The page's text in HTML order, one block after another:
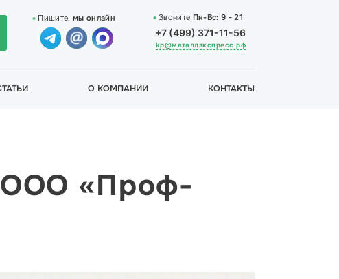
Пишите,мы онлайн Звоните Пн-Вс: 9 - 21
+7 (499) 371-11-56
kp@металлэкспресс.рф
О КОМПАНИИ КОНТАКТЫ
ООО «Проф-